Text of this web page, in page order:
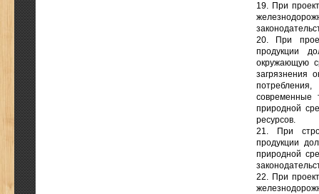
19. При
20. При
продукции
окружающую
загрязнения
современные
природной
ресурсов.
21. При
продукции
природной
22. При